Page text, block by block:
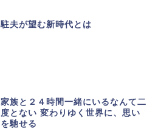
駐夫が望む新時代とは
家族と２４時間一緒にいるなんて二
度とない 変わりゆく世界に、思い
を馳せる